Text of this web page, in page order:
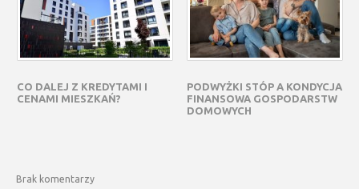
CO DALEJ Z KREDYTAMI I
CENAMI MIESZKAŃ?
PODWYŻKI STÓP A KONDYCJA
FINANSOWA GOSPODARSTW
DOMOWYCH
Brak komentarzy